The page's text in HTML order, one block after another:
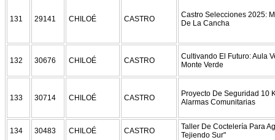
131 29141 CHILOÉ CASTRO
Castro Selecciones 2025:
De La Cancha
132 30676 CHILOÉ CASTRO
Cultivando El Futuro: Aula
Monte Verde
133 30714 CHILOÉ CASTRO
Proyecto De Seguridad 10
Alarmas Comunitarias
134 30483 CHILOÉ CASTRO
Taller De Coctelería Para
Tejiendo Sur"